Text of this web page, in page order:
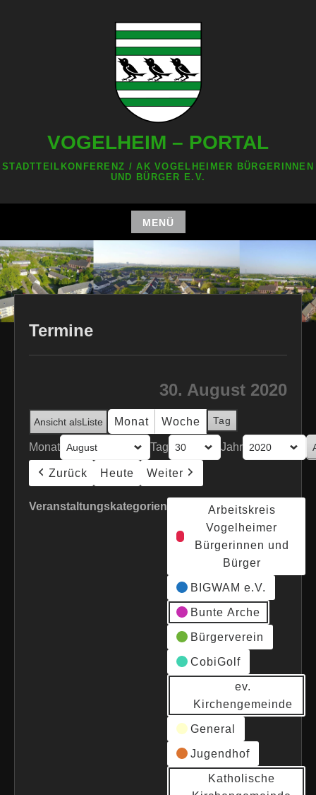
VOGELHEIM – PORTAL
STADTTEILKONFERENZ / AK VOGELHEIMER BÜRGERINNEN
UND BÜRGER E.V.
MENÜ
Zum
Inhalt
springen
Termine
30. August 2020
Ansicht alsListe Monat Woche Tag
Monat Tag Jahr
Zurück Heute Weiter
Veranstaltungskategorien
Arbeitskreis
Vogelheimer
Bürgerinnen und
Bürger
BIGWAM e.V.
Bunte Arche
Bürgerverein
CobiGolf
ev.
Kirchengemeinde
General
Jugendhof
Katholische